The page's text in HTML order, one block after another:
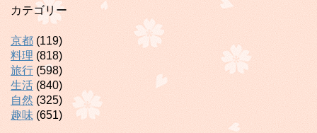
カテゴリー
京都 (119)
料理 (818)
旅行 (598)
生活 (840)
自然 (325)
趣味 (651)